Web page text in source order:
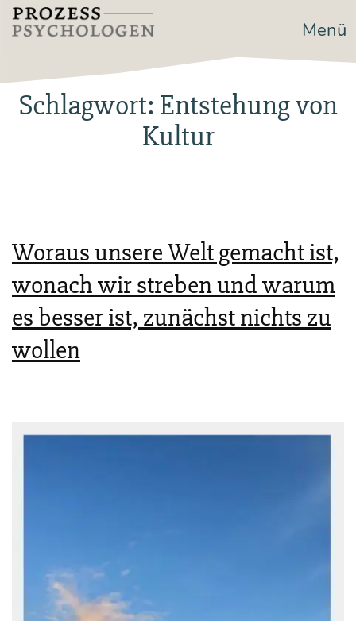
Zum
Inhalt
Prozesspsychologen Menü
Schlagwort: Entstehung von
Kultur
Woraus unsere Welt gemacht ist,
wonach wir streben und warum
es besser ist, zunächst nichts zu
wollen